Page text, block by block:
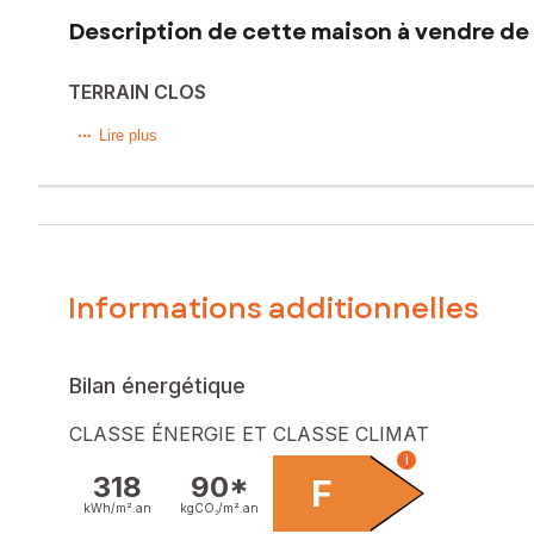
Description de cette maison à vendre de
TERRAIN CLOS
Située à Lignac, cette charmante maison authentique de
chambres confortables de 13 m² et 18 m². Une salle
Un garage non attenant, situé en face de la maison, vient
Une opportunité idéale pour un projet de résidence
Les informations sur les risques auxquels ce bien est
Lire plus
Informations additionnelles
Bilan énergétique
CLASSE ÉNERGIE ET CLASSE CLIMAT
318
kWh/m². an
90*
kgCO₂/m². an F
i